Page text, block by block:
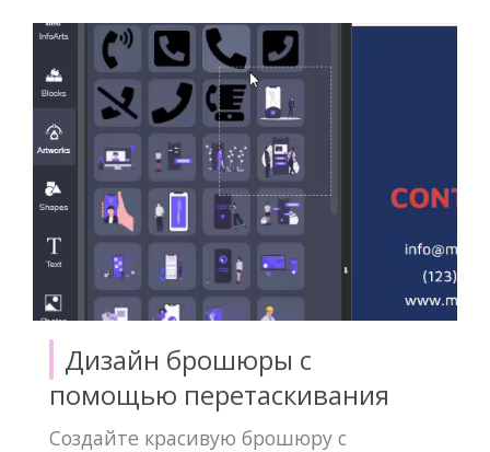
Дизайн брошюры с
помощью перетаскивания
Создайте красивую брошюру с